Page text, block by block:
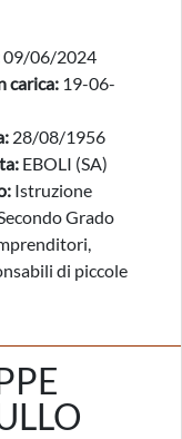
09/06/2024
carica: 19-06-
28/08/1956
EBOLI (SA)
Istruzione
Grado
di piccole